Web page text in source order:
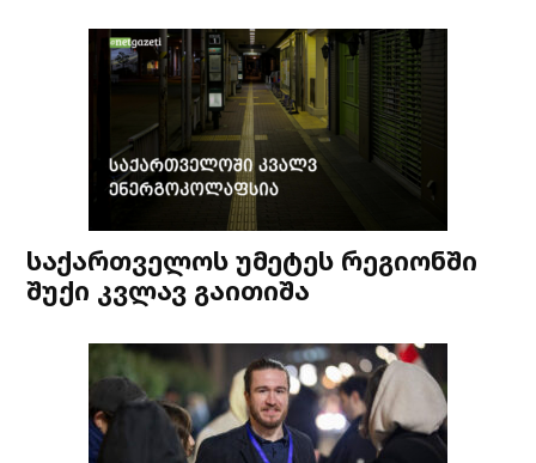
საქართველოს უმეტეს რეგიონში
შუქი კვლავ გაითიშა